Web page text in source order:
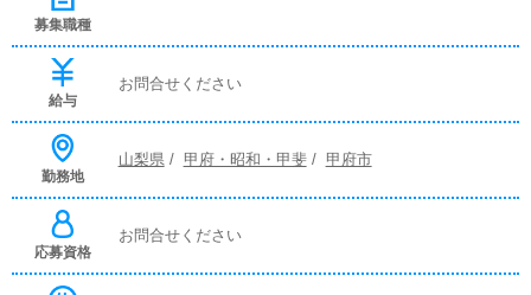
募集職種
給与
お問合せください
勤務地
山梨県/ 甲府・昭和・甲斐/ 甲府市
応募資格
お問合せください